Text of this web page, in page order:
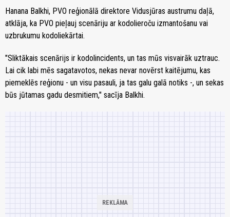
Hanana Balkhi, PVO reģionālā direktore Vidusjūras austrumu daļā,
atklāja, ka PVO pieļauj scenāriju ar kodolieroču izmantošanu vai
uzbrukumu kodoliekārtai.
"Sliktākais scenārijs ir kodolincidents, un tas mūs visvairāk uztrauc.
Lai cik labi mēs sagatavotos, nekas nevar novērst kaitējumu, kas
piemeklēs reģionu - un visu pasauli, ja tas galu galā notiks -, un sekas
būs jūtamas gadu desmitiem," sacīja Balkhi.